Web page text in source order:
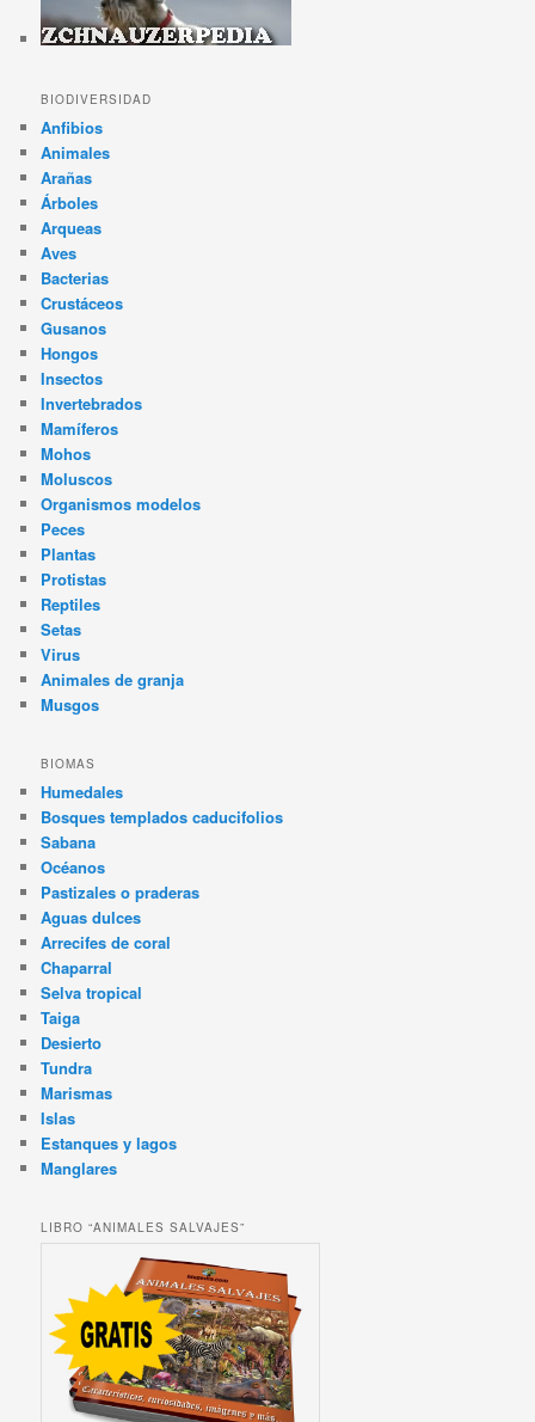
BIODIVERSIDAD
Anfibios
Animales
Arañas
Árboles
Arqueas
Aves
Bacterias
Crustáceos
Gusanos
Hongos
Insectos
Invertebrados
Mamíferos
Mohos
Moluscos
Organismos modelos
Peces
Plantas
Protistas
Reptiles
Setas
Virus
Animales de granja
Musgos
BIOMAS
Humedales
Bosques templados caducifolios
Sabana
Océanos
Pastizales o praderas
Aguas dulces
Arrecifes de coral
Chaparral
Selva tropical
Taiga
Desierto
Tundra
Marismas
Islas
Estanques y lagos
Manglares
LIBRO “ANIMALES SALVAJES”